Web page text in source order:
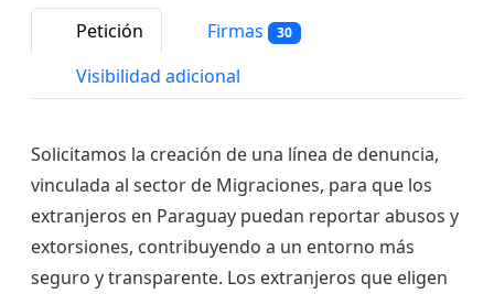
Petición Firmas 30
Visibilidad adicional
Solicitamos la creación de una línea de denuncia,
vinculada al sector de Migraciones, para que los
extranjeros en Paraguay puedan reportar abusos y
extorsiones, contribuyendo a un entorno más
seguro y transparente. Los extranjeros que eligen